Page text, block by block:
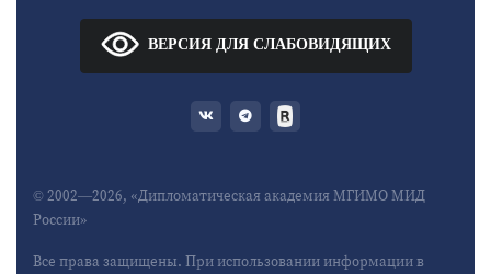
ВЕРСИЯ ДЛЯ СЛАБОВИДЯЩИХ
© 2002—2026, «Дипломатическая академия МГИМО МИД
России»
Все права защищены. При использовании информации в